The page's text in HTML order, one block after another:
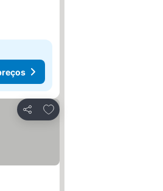
Partilhar
Adicionar aos favoritos